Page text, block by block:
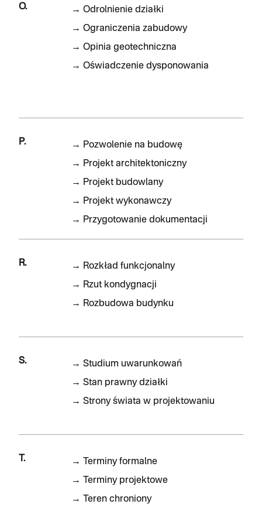
O. → Odrolnienie działki
→ Ograniczenia zabudowy
→ Opinia geotechniczna
→ Oświadczenie dysponowania
P. → Pozwolenie na budowę
→ Projekt architektoniczny
→ Projekt budowlany
→ Projekt wykonawczy
→ Przygotowanie dokumentacji
R. → Rozkład funkcjonalny
→ Rzut kondygnacji
→ Rozbudowa budynku
S. → Studium uwarunkowań
→ Stan prawny działki
→ Strony świata w projektowaniu
T. →
Terminy formalne
→
Terminy projektowe
→
Teren chroniony